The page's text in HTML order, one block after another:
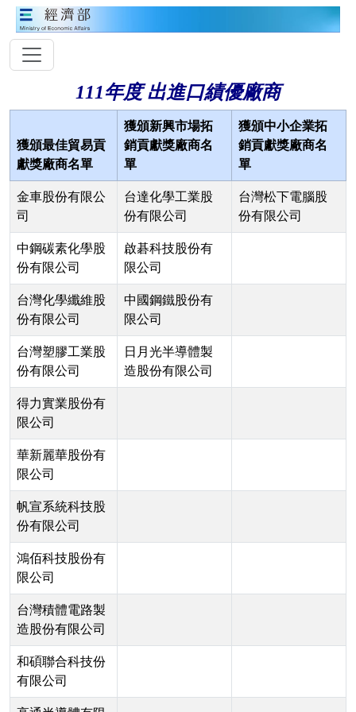
111年度 出進口績優廠商
獲頒最佳貿易貢
獻獎廠商名單
獲頒新興市場拓
銷貢獻獎廠商名
單
獲頒中小企業拓
銷貢獻獎廠商名
單
金車股份有限公
司
台達化學工業股
份有限公司
台灣松下電腦股
份有限公司
中鋼碳素化學股
份有限公司
啟碁科技股份有
限公司
台灣化學纖維股
份有限公司
中國鋼鐵股份有
限公司
台灣塑膠工業股
份有限公司
日月光半導體製
造股份有限公司
得力實業股份有
限公司
華新麗華股份有
限公司
帆宣系統科技股
份有限公司
鴻佰科技股份有
限公司
台灣積體電路製
造股份有限公司
和碩聯合科技份
有限公司